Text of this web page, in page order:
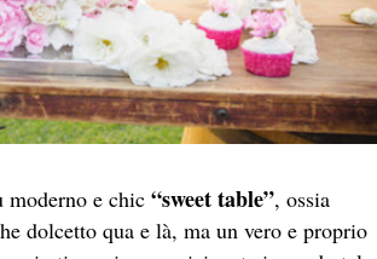
moderno e chic “sweet table”, ossia
dolcetto qua e là, ma un vero e proprio